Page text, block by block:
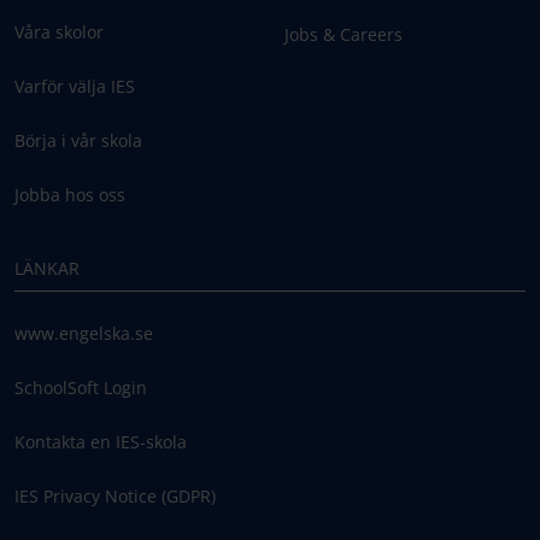
Våra skolor
Varför välja IES
Börja i vår skola
Jobba hos oss
Jobs & Careers
LÄNKAR
www.engelska.se
SchoolSoft Login
Kontakta en IES-skola
IES Privacy Notice (GDPR)